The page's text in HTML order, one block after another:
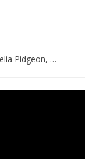
Pidgeon, …